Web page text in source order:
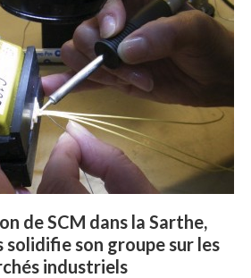
de SCM dans la Sarthe,
solidifie son groupe sur les
industriels